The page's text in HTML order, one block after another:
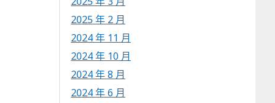
2025 年 2 月
2024 年 11 月
2024 年 10 月
2024 年 8 月
2024 年 6 月